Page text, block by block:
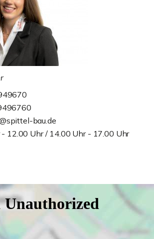
bau.de
- 12.00 Uhr / 14.00 Uhr - 17.00 Uhr